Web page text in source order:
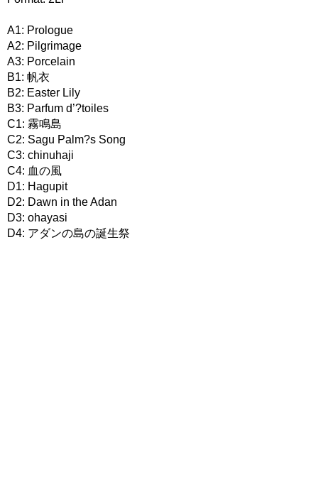
A1: Prologue
A2: Pilgrimage
A3: Porcelain
B1: 帆衣
B2: Easter Lily
B3: Parfum d’?toiles
C1: 霧鳴島
C2: Sagu Palm?s Song
C3: chinuhaji
C4: 血の風
D1: Hagupit
D2: Dawn in the Adan
D3: ohayasi
D4: アダンの島の誕生祭